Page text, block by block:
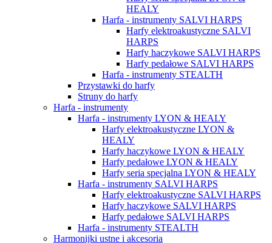
HEALY
Harfa - instrumenty SALVI HARPS
Harfy elektroakustyczne SALVI
HARPS
Harfy haczykowe SALVI HARPS
Harfy pedałowe SALVI HARPS
Harfa - instrumenty STEALTH
Przystawki do harfy
Struny do harfy
Harfa - instrumenty
Harfa - instrumenty LYON & HEALY
Harfy elektroakustyczne LYON &
HEALY
Harfy haczykowe LYON & HEALY
Harfy pedałowe LYON & HEALY
Harfy seria specjalna LYON & HEALY
Harfa - instrumenty SALVI HARPS
Harfy elektroakustyczne SALVI HARPS
Harfy haczykowe SALVI HARPS
Harfy pedałowe SALVI HARPS
Harfa - instrumenty STEALTH
Harmonijki ustne i akcesoria